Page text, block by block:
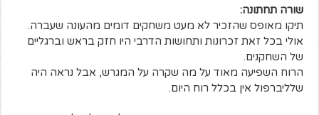
שורה תחתונה:
תיקו מאופס שהזכיר לא מעט משחקים דומים מהעונה שעברה.
אולי בכל זאת זכרונות ותחושות הדרבי היו חזק בראש וברגליים
של השחקנים.
הרוח השפיעה מאוד על מה שקרה על המגרש, אבל נראה היה
שלליברפול אין בכלל רוח היום.